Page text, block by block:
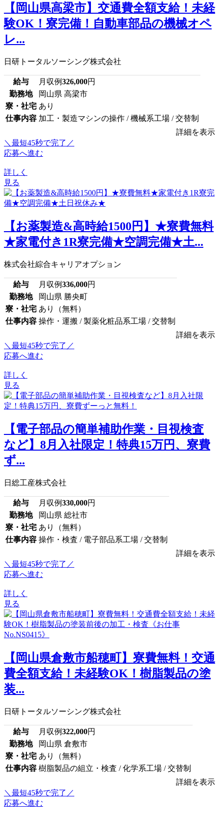
【岡山県高梁市】交通費全額支給！未経
験OK！寮完備！自動車部品の機械オペ
レ...
日研トータルソーシング株式会社
給与 月収例326,000円
勤務地
岡山県 高梁市
寮・社宅 あり
仕事内容 加工・製造マシンの操作 / 機械系工場 / 交替制
詳細を表示
＼最短45秒で完了／
応募へ進む
詳しく
見る
【お薬製造&高時給1500円】★寮費無料
★家電付き1R寮完備★空調完備★土...
株式会社綜合キャリアオプション
給与 月収例336,000円
勤務地
岡山県 勝央町
寮・社宅 あり（無料）
仕事内容 操作・運搬 / 製薬化粧品系工場 / 交替制
詳細を表示
＼最短45秒で完了／
応募へ進む
詳しく
見る
【電子部品の簡単補助作業・目視検査
など】8月入社限定！特典15万円、寮費
ず...
日総工産株式会社
給与 月収例330,000円
勤務地
岡山県 総社市
寮・社宅 あり（無料）
仕事内容 操作・検査 / 電子部品系工場 / 交替制
詳細を表示
＼最短45秒で完了／
応募へ進む
詳しく
見る
【岡山県倉敷市船穂町】寮費無料！交通
費全額支給！未経験OK！樹脂製品の塗
装...
日研トータルソーシング株式会社
給与 月収例322,000円
勤務地
岡山県 倉敷市
寮・社宅 あり（無料）
仕事内容 樹脂製品の組立・検査 / 化学系工場 / 交替制
詳細を表示
＼最短45秒で完了／
応募へ進む